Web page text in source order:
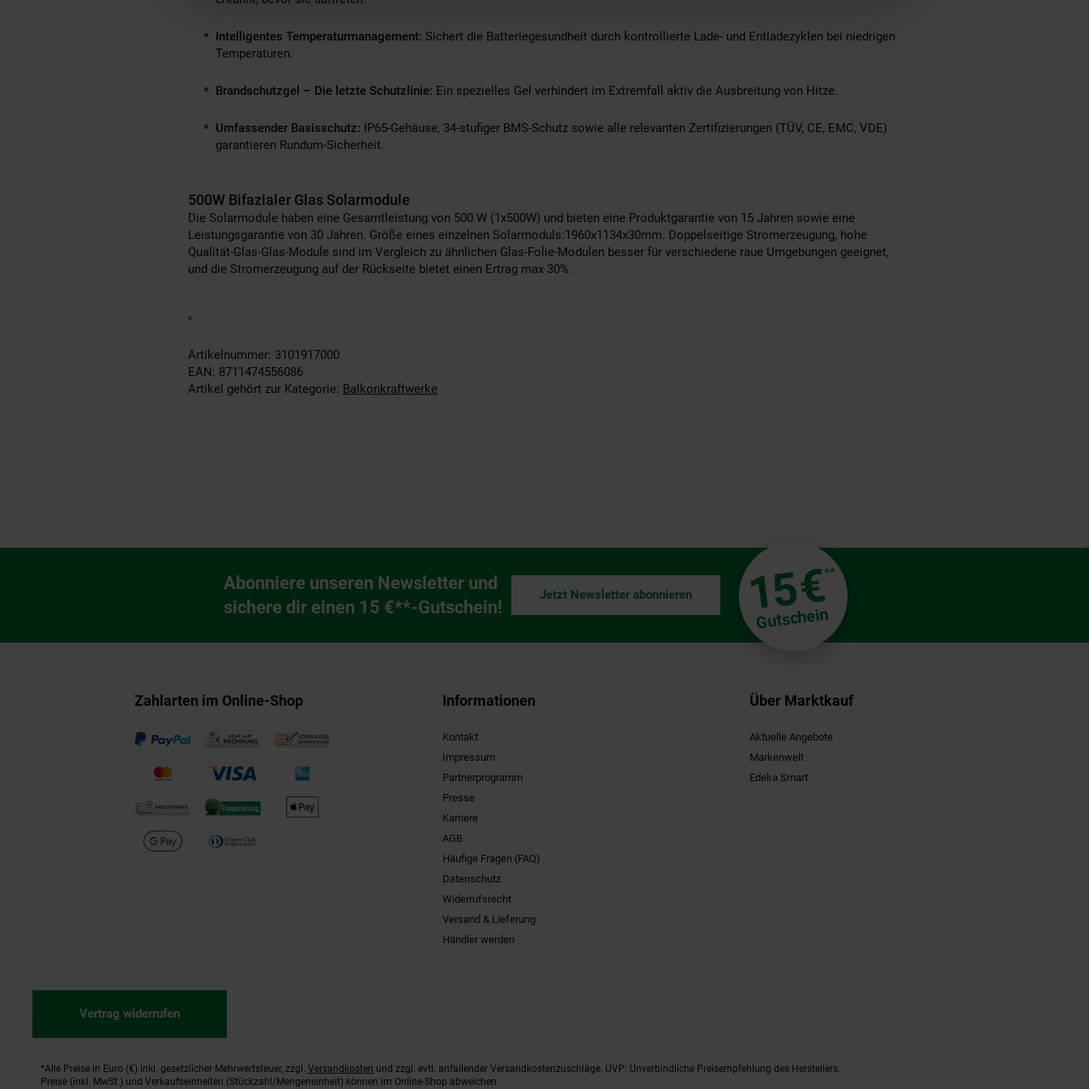
Intelligentes Temperaturmanagement: Sichert die Batteriegesundheit durch kontrollierte Lade- und Entladezyklen bei niedrigen
Temperaturen.
Brandschutzgel – Die letzte Schutzlinie: Ein spezielles Gel verhindert im Extremfall aktiv die Ausbreitung von Hitze.
Umfassender Basisschutz: IP65-Gehäuse, 34-stufiger BMS-Schutz sowie alle relevanten Zertifizierungen (TÜV, CE, EMC, VDE)
garantieren Rundum-Sicherheit.
500W Bifazialer Glas Solarmodule
Die Solarmodule haben eine Gesamtleistung von 500 W (1x500W) und bieten eine Produktgarantie von 15 Jahren sowie eine
Leistungsgarantie von 30 Jahren. Größe eines einzelnen Solarmoduls:1960x1134x30mm. Doppelseitige Stromerzeugung, hohe
Qualität-Glas-Glas-Module sind im Vergleich zu ähnlichen Glas-Folie-Modulen besser für verschiedene raue Umgebungen geeignet,
und die Stromerzeugung auf der Rückseite bietet einen Ertrag max 30%.
"
Artikelnummer: 3101917000
EAN: 8711474556086
Artikel gehört zur Kategorie: Balkonkraftwerke
Newsletter Anmeldung
Abonniere unseren Newsletter und
sichere dir einen 15 €**-Gutschein!
15€**
Gutschein
Jetzt Newsletter abonnieren
Zahlarten im Online-Shop Informationen
Kontakt
Impressum
Partnerprogramm
Presse
Karriere
AGB
Häufige Fragen (FAQ)
Datenschutz
Widerrufsrecht
Versand & Lieferung
Händler werden
Über Marktkauf
Aktuelle Angebote
Markenwelt
Edeka Smart
Vertrag widerrufen
Fußnoten
*Alle Preise in Euro (€) inkl. gesetzlicher Mehrwertsteuer, zzgl. Versandkosten und zzgl. evtl. anfallender Versandkostenzuschläge. UVP: Unverbindliche Preisempfehlung des Herstellers.
Preise (inkl. MwSt.) und Verkaufseinheiten (Stückzahl/Mengeneinheit) können im Online-Shop abweichen.